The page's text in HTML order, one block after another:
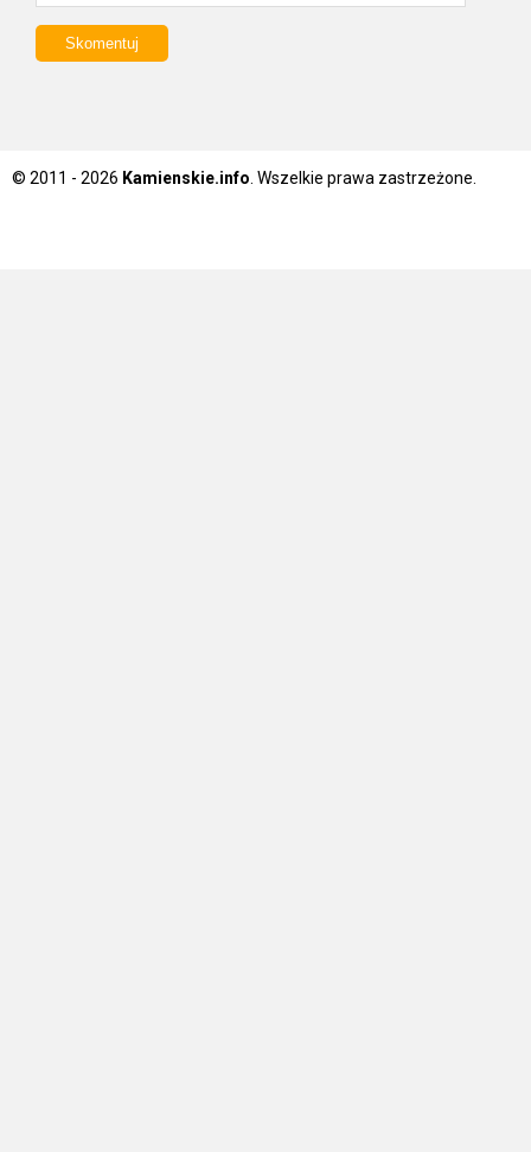
© 2011 - 2026 Kamienskie.info . Wszelkie prawa zastrzeżone.